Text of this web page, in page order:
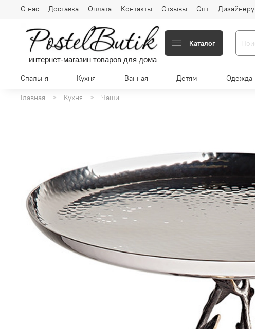
О нас Доставка Оплата Контакты Отзывы Опт Дизайнеру
интернет-магазин товаров для дома
Каталог
Спальня Кухня Ванная Детям Одежда
Главная Кухня Чаши